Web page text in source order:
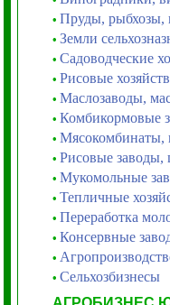
• Пруды, рыбхозы,
• Земли
• Садоводческие
• Рисовые
• Маслозаводы,
• Комбикормовые
• Мясокомбинаты,
• Рисовые заводы,
• Мукомольные
• Тепличные
• Переработка
• Консервные
•
• Сельхозбизнесы